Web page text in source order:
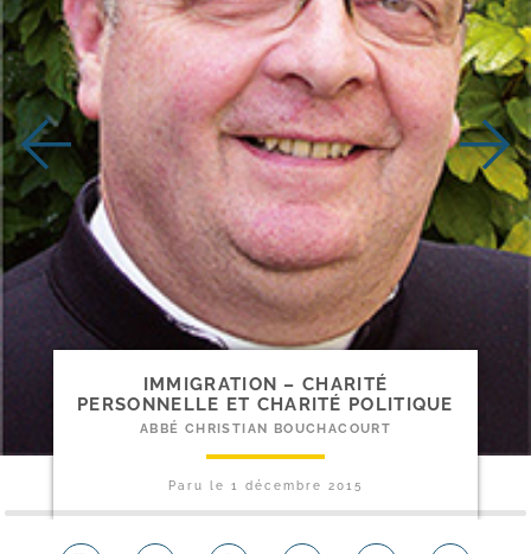
IMMIGRATION – CHARITÉ
PERSONNELLE ET CHARITÉ POLITIQUE
ABBÉ CHRISTIAN BOUCHACOURT
Paru le 1 décembre 2015